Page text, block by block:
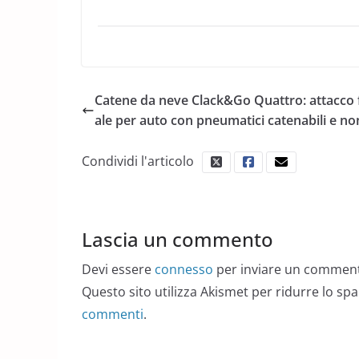
Catene da neve Clack&Go Quattro:
ale per auto con pneumatici catenabili e
Condividi l'articolo
Lascia un commento
Devi essere connesso per inviare un
Questo sito utilizza Akismet per ridurre lo
commenti.